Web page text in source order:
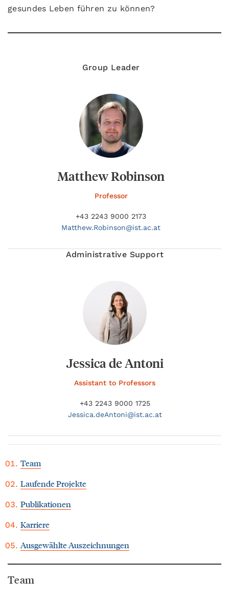
gesundes Leben führen zu können?
Group Leader
Matthew Robinson
Professor
+43 2243 9000 2173
Matthew.Robinson@ist.ac.at
Administrative Support
Jessica de Antoni
Assistant to Professors
+43 2243 9000 1725
Jessica.deAntoni@ist.ac.at
Team
Laufende Projekte
Publikationen
Karriere
Ausgewählte Auszeichnungen
Team